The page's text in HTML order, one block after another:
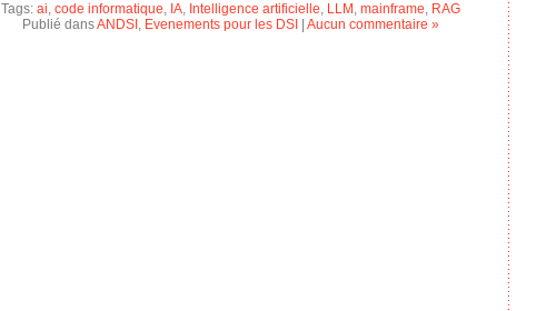
Tags: ai, code informatique, IA, Intelligence artificielle, LLM , mainframe, RAG
Publié dansANDSI , Evenements pour les DSI Aucun commentaire »